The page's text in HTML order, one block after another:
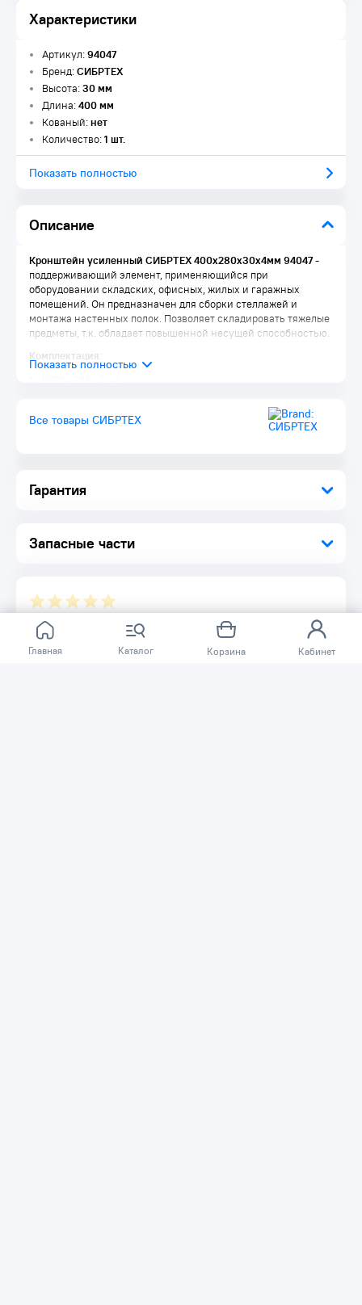
Главная Каталог Корзина Кабинет
Характеристики
Описание
Гарантия
Запасные части
Артикул:94047
Бренд:СИБРТЕХ
Высота:30 мм
Длина:400 мм
Кованый:нет
Количество:1 шт.
Показать полностью
Кронштейн усиленный СИБРТЕХ 400х280х30х4мм 94047-
поддерживающий элемент, применяющийся при
оборудовании складских, офисных, жилых и гаражных
помещений. Он предназначен для сборки стеллажей и
монтажа настенных полок. Позволяет складировать тяжелые
предметы, т.к. обладает повышенной несущей способностью.
Комплектация:
Все товары СИБРТЕХ
Отзывов ещё нет.